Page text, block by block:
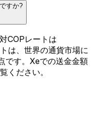
すか?
COPレートは
は、世界の通貨市場に
です。Xeでの送金金額
ください。